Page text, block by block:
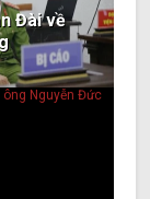
Đài về